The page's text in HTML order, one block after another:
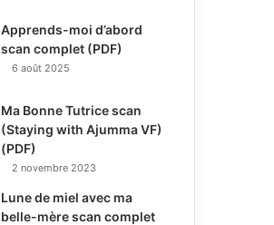
Apprends-moi d’abord
scan complet (PDF)
6 août 2025
Ma Bonne Tutrice scan
(Staying with Ajumma VF)
(PDF)
2 novembre 2023
Lune de miel avec ma
belle-mère scan complet